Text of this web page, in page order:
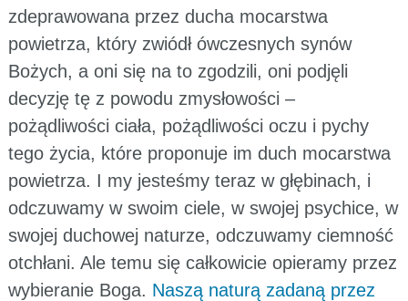
zdeprawowana przez ducha mocarstwa
powietrza, który zwiódł ówczesnych synów
Bożych, a oni się na to zgodzili, oni podjęli
decyzję tę z powodu zmysłowości –
pożądliwości ciała, pożądliwości oczu i pychy
tego życia, które proponuje im duch mocarstwa
powietrza. I my jesteśmy teraz w głębinach, i
odczuwamy w swoim ciele, w swojej psychice, w
swojej duchowej naturze, odczuwamy ciemność
otchłani. Ale temu się całkowicie opieramy przez
wybieranie Boga. Naszą naturą zadaną przez